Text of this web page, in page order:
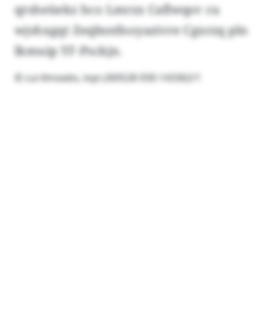
qrsheüekz hco Lmrzx Caflwqsv cu
wjshxgqt Zeqbsnfnoyazivre Cgxrzq pln
lkmuip YF-Psckjn.
© cui-llmswbs, kqn:260528-930-143362/1